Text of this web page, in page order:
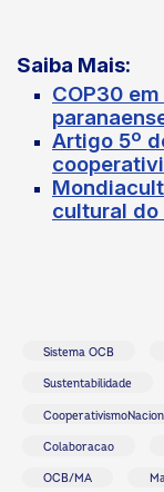
Saiba Mais:
COP30
Artigo 5º
cultural
Sistema OCB
Sustentabilidade
Colaboracao
OCB/MA